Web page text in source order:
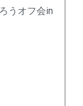
うオフ会in